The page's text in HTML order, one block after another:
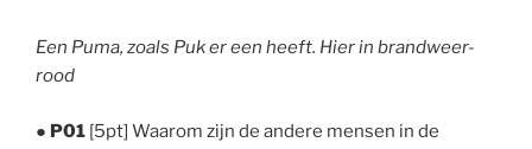
Een Puma, zoals Puk er een heeft. Hier in brandweer-
rood
● P01 [5pt] Waarom zijn de andere mensen in de